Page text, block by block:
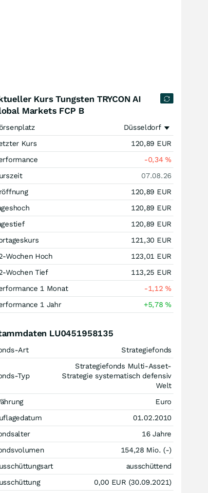
Kurs Tungsten TRYCON AI
Markets FCP B
Düsseldorf
Kurs
120,89 EUR
-0,34%
07.08.26
120,89 EUR
120,89 EUR
120,89 EUR
121,30 EUR
Wochen Hoch
123,01 EUR
Wochen Tief
113,25 EUR
1 Monat
-1,12%
1 Jahr
+5,78%
LU0451958135
Art Strategiefonds
Typ
Strategiefonds Multi-Asset-
Strategie systematisch defensiv
Welt
Euro
01.02.2010
16 Jahre
154,28 Mio. (-)
ausschüttend
0,00 EUR (30.09.2021)